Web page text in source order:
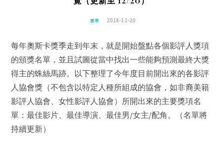
獎季 2018-12-20
每年奧斯卡獎季走到年末，就是開始盤點各個影評人獎項
的頒獎名單，並且試圖從當中找出一些能夠預測最終大獎
得主的蛛絲馬跡。以下整理了今年度目前開出來的各影評
人協會獎（不包含以特定人種所組成的協會，如非裔美籍
影評人協會、女性影評人協會）所開出來的主要獎項名
單：最佳影片、最佳導演、最佳男/女主/配角。（名單將
持續更新）